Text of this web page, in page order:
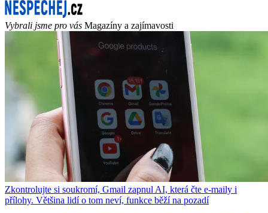
Vybrali jsme pro vás Magazíny a zajímavosti
Zkontrolujte si soukromí, Gmail zapnul AI, která čte e-maily i
přílohy. Většina lidí o tom neví, funkce běží na pozadí